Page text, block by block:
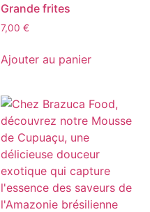
Grande frites
7,00 €
Ajouter au panier